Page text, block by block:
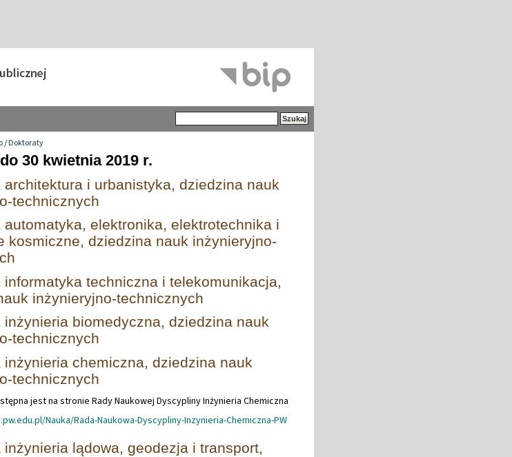
/Doktoraty
30 kwietnia 2019 r.
architektura i urbanistyka, dziedzina nauk
technicznych
automatyka, elektronika, elektrotechnika i
kosmiczne, dziedzina nauk inżynieryjno-
informatyka techniczna i telekomunikacja,
inżynieryjno-technicznych
inżynieria biomedyczna, dziedzina nauk
technicznych
inżynieria chemiczna, dziedzina nauk
technicznych
jest na stronie Rady Naukowej Dyscypliny Inżynieria Chemiczna
Nauka/Rada-Naukowa-Dyscypliny-Inzynieria-Chemiczna-PW
inżynieria lądowa, geodezja i transport,